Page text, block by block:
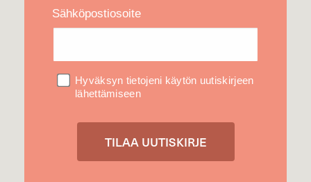
Sähköpostiosoite
Hyväksyn tietojeni käytön uutiskirjeen
lähettämiseen